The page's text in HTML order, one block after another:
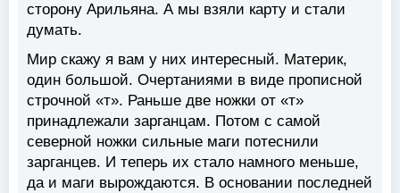
сторону Арильяна. А мы взяли карту и стали
думать.
Мир скажу я вам у них интересный. Материк,
один большой. Очертаниями в виде прописной
строчной «т». Раньше две ножки от «т»
принадлежали зарганцам. Потом с самой
северной ножки сильные маги потеснили
зарганцев. И теперь их стало намного меньше,
да и маги вырождаются. В основании последней